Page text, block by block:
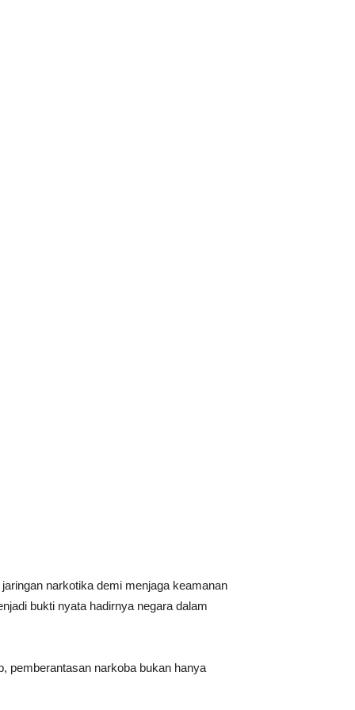
narkotika demi menjaga keamanan
bukti nyata hadirnya negara dalam
pemberantasan narkoba bukan hanya